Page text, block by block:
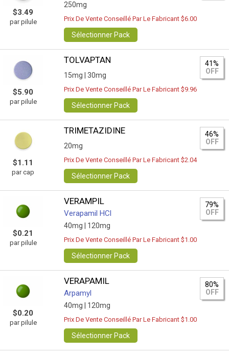
$3.49
par pilule
250mg
Prix De Vente Conseillé Par Le Fabricant $6.00
Sélectionner Pack
$5.90
par pilule
TOLVAPTAN
15mg | 30mg
41%
OFF
Prix De Vente Conseillé Par Le Fabricant $9.96
Sélectionner Pack
$1.11
par cap
TRIMETAZIDINE
20mg
46%
OFF
Prix De Vente Conseillé Par Le Fabricant $2.04
Sélectionner Pack
$0.21
par pilule
VERAMPIL
Verapamil HCl
40mg | 120mg
79%
OFF
Prix De Vente Conseillé Par Le Fabricant $1.00
Sélectionner Pack
$0.20
par pilule
VERAPAMIL
Arpamyl
40mg | 120mg
80%
OFF
Prix De Vente Conseillé Par Le Fabricant $1.00
Sélectionner Pack